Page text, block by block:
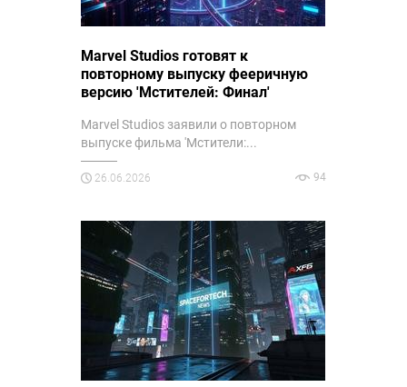
Marvel Studios готовят к
повторному выпуску фееричную
версию 'Мстителей: Финал'
Marvel Studios заявили о повторном
выпуске фильма 'Мстители:...
26.06.2026 94